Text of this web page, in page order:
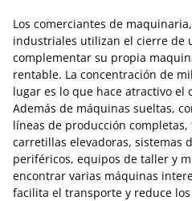
Los comerciantes de
industriales utilizan el cierre de
complementar su propia
rentable. La concentración de
lugar es lo que hace atractivo el
Además de máquinas sueltas,
líneas de producción
carretillas elevadoras, sistemas
periféricos, equipos de taller y
encontrar varias máquinas
facilita el transporte y reduce los